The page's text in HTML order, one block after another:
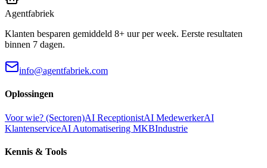
Agentfabriek
Klanten besparen gemiddeld 8+ uur per week. Eerste resultaten
binnen 7 dagen.
info@agentfabriek.com
Oplossingen
Voor wie? (Sectoren)AI ReceptionistAI MedewerkerAI
KlantenserviceAI Automatisering MKBIndustrie
Kennis & Tools